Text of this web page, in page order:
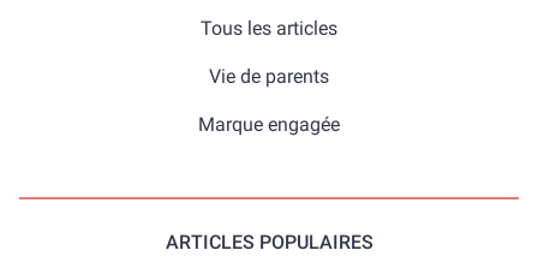
Tous les articles
Vie de parents
Marque engagée
ARTICLES POPULAIRES